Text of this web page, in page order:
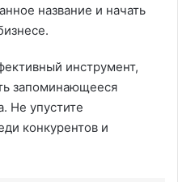
название и начать
инструмент,
запоминающееся
Не упустите
конкурентов и